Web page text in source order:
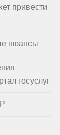
привести
нюансы
госуслуг